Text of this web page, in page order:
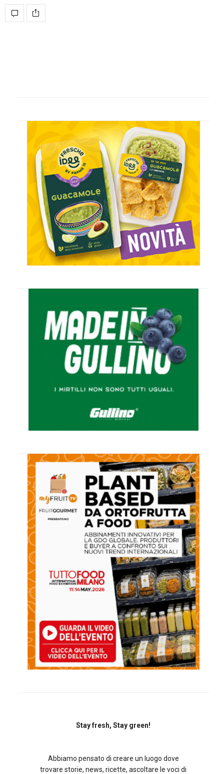
Stay fresh, Stay green!
Abbiamo pensato di creare un luogo dove
trovare storie, news, ricette, ascoltare le voci di